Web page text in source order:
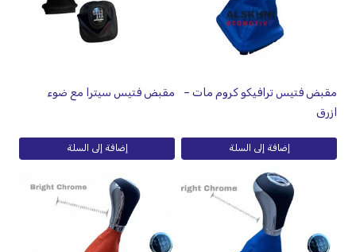
مقبض فتيس ترافيكو كروم مات –
ازرق
إضافة إلى السلة
مقبض فتيس سيترا مع ضوء
إضافة إلى السلة